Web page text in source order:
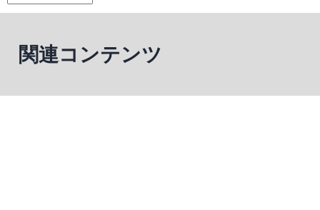
関連コンテンツ